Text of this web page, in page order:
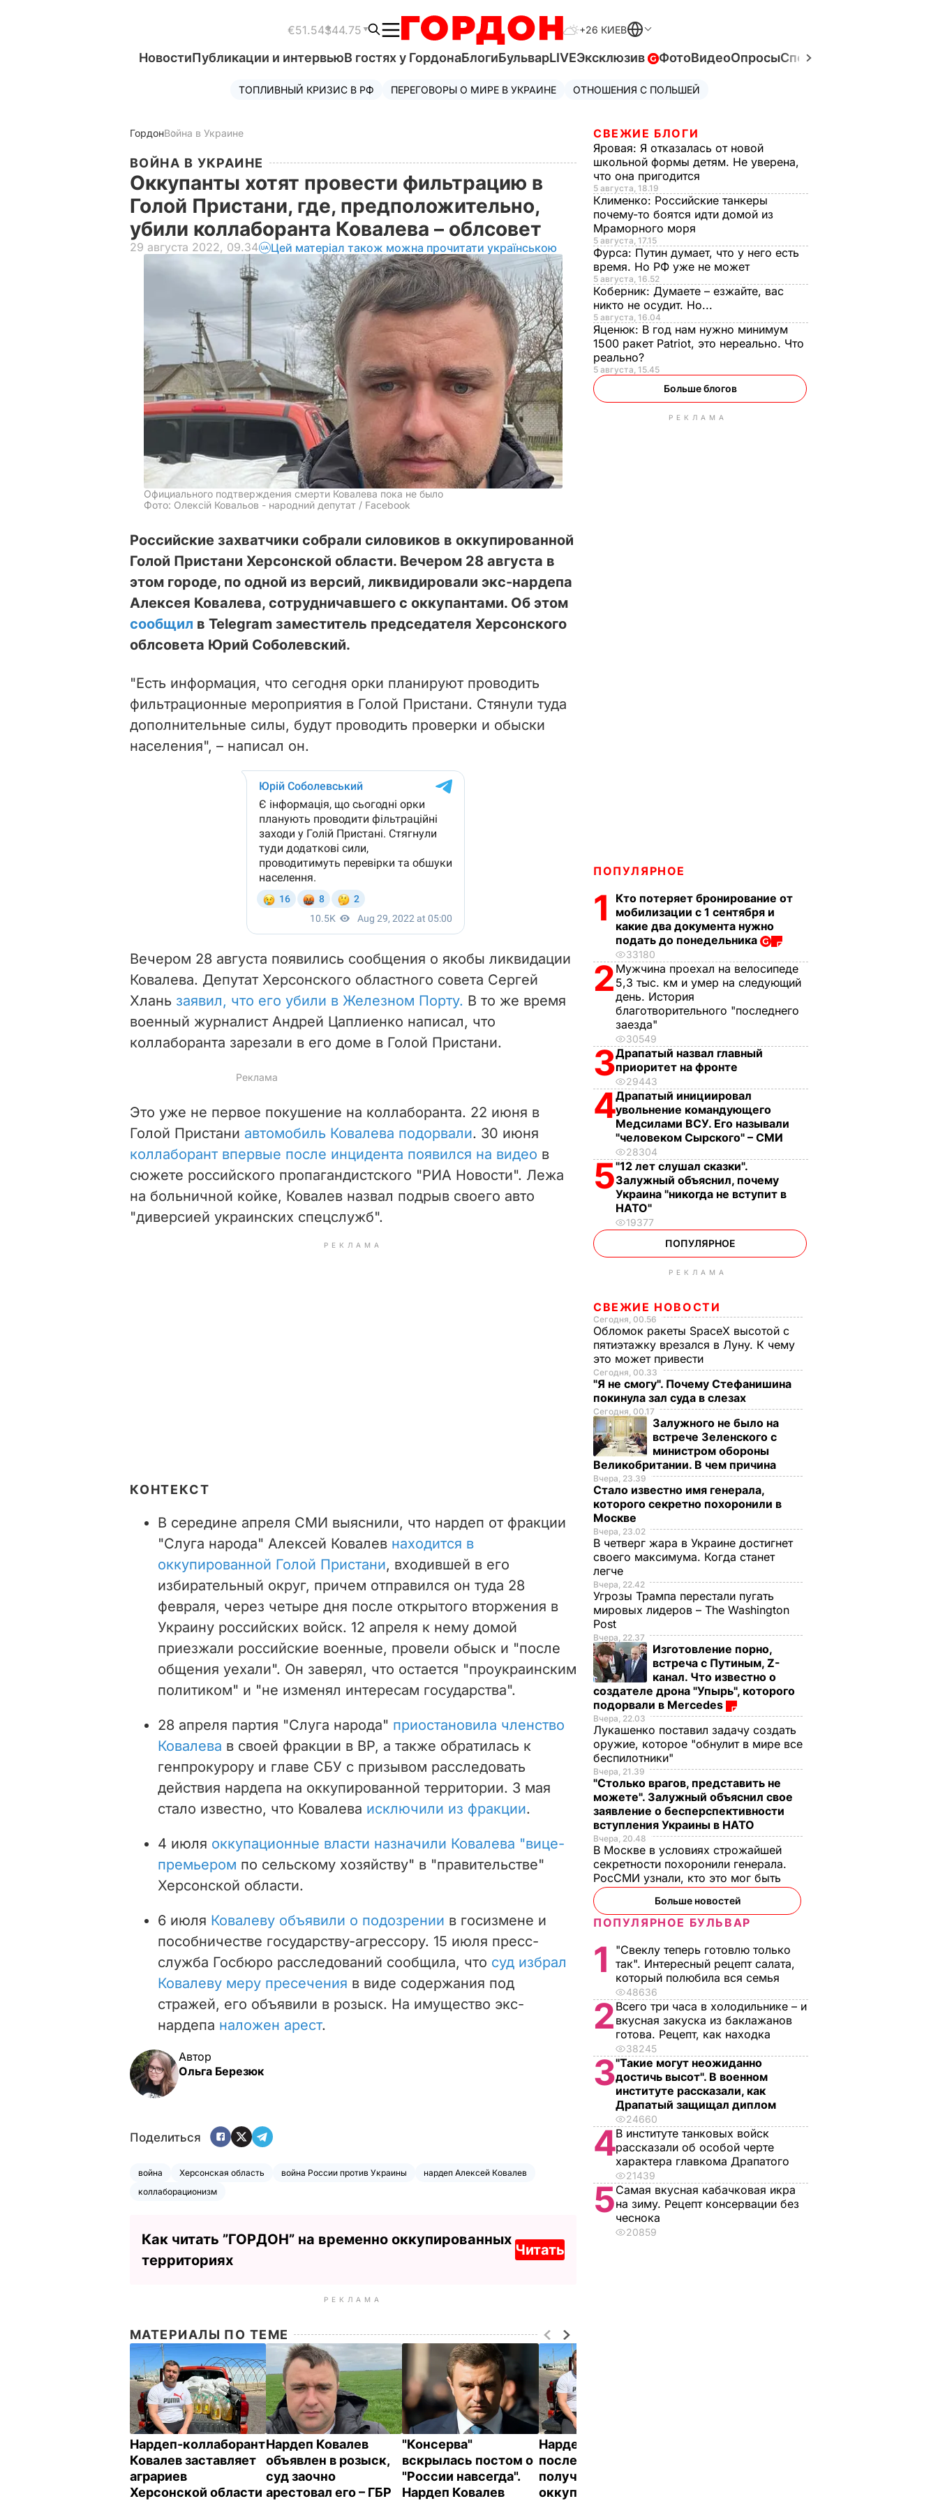
€51.54$44.75 +26 КИЕВ
НовостиПубликации и интервьюВ гостях у ГордонаБлогиБульварLIVEЭксклюзив ФотоВидеоОпросыСпецпроекты
ТОПЛИВНЫЙ КРИЗИС В РФ ПЕРЕГОВОРЫ О МИРЕ В УКРАИНЕ ОТНОШЕНИЯ С ПОЛЬШЕЙ
ГордонВойна в Украине
ВОЙНА В УКРАИНЕ
Оккупанты хотят провести фильтрацию в
Голой Пристани, где, предположительно,
убили коллаборанта Ковалева – облсовет
29 августа 2022, 09.34 Цей матеріал також можна прочитати українською
Официального подтверждения смерти Ковалева пока не было
Фото: Олексій Ковальов - народний депутат / Facebook
Российские захватчики собрали силовиков в оккупированной
Голой Пристани Херсонской области. Вечером 28 августа в
этом городе, по одной из версий, ликвидировали экс-нардепа
Алексея Ковалева, сотрудничавшего с оккупантами. Об этом
сообщил в Telegram заместитель председателя Херсонского
облсовета Юрий Соболевский.
"Есть информация, что сегодня орки планируют проводить
фильтрационные мероприятия в Голой Пристани. Стянули туда
дополнительные силы, будут проводить проверки и обыски
населения", – написал он.
Вечером 28 августа появились сообщения о якобы ликвидации
Ковалева. Депутат Херсонского областного совета Сергей
Хлань заявил, что его убили в Железном Порту. В то же время
военный журналист Андрей Цаплиенко написал, что
коллаборанта зарезали в его доме в Голой Пристани.
Это уже не первое покушение на коллаборанта. 22 июня в
Голой Пристани автомобиль Ковалева подорвали. 30 июня
коллаборант впервые после инцидента появился на видео в
сюжете российского пропагандистского "РИА Новости". Лежа
на больничной койке, Ковалев назвал подрыв своего авто
"диверсией украинских спецслужб".
РЕКЛАМА
КОНТЕКСТ
В середине апреля СМИ выяснили, что нардеп от фракции
"Слуга народа" Алексей Ковалев находится в
оккупированной Голой Пристани, входившей в его
избирательный округ, причем отправился он туда 28
февраля, через четыре дня после открытого вторжения в
Украину российских войск. 12 апреля к нему домой
приезжали российские военные, провели обыск и "после
общения уехали". Он заверял, что остается "проукраинским
политиком" и "не изменял интересам государства".
28 апреля партия "Слуга народа" приостановила членство
Ковалева в своей фракции в ВР, а также обратилась к
генпрокурору и главе СБУ с призывом расследовать
действия нардепа на оккупированной территории. 3 мая
стало известно, что Ковалева исключили из фракции.
4 июля оккупационные власти назначили Ковалева "вице-
премьером по сельскому хозяйству" в "правительстве"
Херсонской области.
6 июля Ковалеву объявили о подозрении в госизмене и
пособничестве государству-агрессору. 15 июля пресс-
служба Госбюро расследований сообщила, что суд избрал
Ковалеву меру пресечения в виде содержания под
стражей, его объявили в розыск. На имущество экс-
нардепа наложен арест.
Автор
Ольга Березюк
Поделиться
война Херсонская область война России против Украины
нардеп Алексей Ковалев
коллаборационизм
Как читать ”ГОРДОН” на временно оккупированных
территориях
Читать
РЕКЛАМА
МАТЕРИАЛЫ ПО ТЕМЕ
Нардеп-коллаборант
Ковалев заставляет
аграриев
Херсонской области
Нардеп Ковалев
объявлен в розыск,
суд заочно
арестовал его – ГБР
"Консерва"
вскрылась постом о
"России навсегда".
Нардеп Ковалев
Нардеп Ковалев
после покушения
получил от
оккупантов
СВЕЖИЕ БЛОГИ
Яровая: Я отказалась от новой
школьной формы детям. Не уверена,
что она пригодится
5 августа, 18.19
Клименко: Российские танкеры
почему-то боятся идти домой из
Мраморного моря
5 августа, 17.15
Фурса: Путин думает, что у него есть
время. Но РФ уже не может
5 августа, 16.52
Коберник: Думаете – езжайте, вас
никто не осудит. Но...
5 августа, 16.04
Яценюк: В год нам нужно минимум
1500 ракет Patriot, это нереально. Что
реально?
5 августа, 15.45
Больше блогов
РЕКЛАМА
ПОПУЛЯРНОЕ
1
Кто потеряет бронирование от
мобилизации с 1 сентября и
какие два документа нужно
подать до понедельника
33180
2 Мужчина проехал на велосипеде
5,3 тыс. км и умер на следующий
день. История
благотворительного "последнего
заезда"
30549
3Драпатый назвал главный
приоритет на фронте
29443
4Драпатый инициировал
увольнение командующего
Медсилами ВСУ. Его называли
"человеком Сырского" – СМИ
28304
5"12 лет слушал сказки".
Залужный объяснил, почему
Украина "никогда не вступит в
НАТО"
19377
ПОПУЛЯРНОЕ
РЕКЛАМА
СВЕЖИЕ НОВОСТИ
Сегодня, 00.56
Обломок ракеты SpaceX высотой с
пятиэтажку врезался в Луну. К чему
это может привести
Сегодня, 00.33
"Я не смогу". Почему Стефанишина
покинула зал суда в слезах
Сегодня, 00.17
Залужного не было на
встрече Зеленского с
министром обороны
Великобритании. В чем причина
Вчера, 23.39
Стало известно имя генерала,
которого секретно похоронили в
Москве
Вчера, 23.02
В четверг жара в Украине достигнет
своего максимума. Когда станет
легче
Вчера, 22.42
Угрозы Трампа перестали пугать
мировых лидеров – The Washington
Post
Вчера, 22.37
Изготовление порно,
встреча с Путиным, Z-
канал. Что известно о
создателе дрона "Упырь", которого
подорвали в Mercedes
Вчера, 22.03
Лукашенко поставил задачу создать
оружие, которое "обнулит в мире все
беспилотники"
Вчера, 21.39
"Столько врагов, представить не
можете". Залужный объяснил свое
заявление о бесперспективности
вступления Украины в НАТО
Вчера, 20.48
В Москве в условиях строжайшей
секретности похоронили генерала.
РосСМИ узнали, кто это мог быть
Больше новостей
ПОПУЛЯРНОЕ БУЛЬВАР
1
"Свеклу теперь готовлю только
так". Интересный рецепт салата,
который полюбила вся семья
48636
2 Всего три часа в холодильнике – и
вкусная закуска из баклажанов
готова. Рецепт, как находка
38245
3"Такие могут неожиданно
достичь высот". В военном
институте рассказали, как
Драпатый защищал диплом
24660
4В институте танковых войск
рассказали об особой черте
характера главкома Драпатого
21439
5Самая вкусная кабачковая икра
на зиму. Рецепт консервации без
чеснока
20859